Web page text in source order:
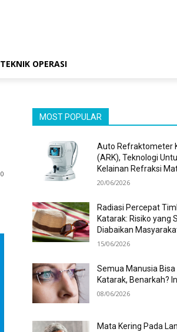
TEKNIK OPERASI
0
MOST POPULAR
Auto Refraktometer
(ARK), Teknologi
Kelainan Refraksi
20/06/2026
Radiasi Percepat
Katarak: Risiko yang
Diabaikan
15/06/2026
Semua Manusia Bisa
Katarak, Benarkah?
08/06/2026
Mata Kering Pada